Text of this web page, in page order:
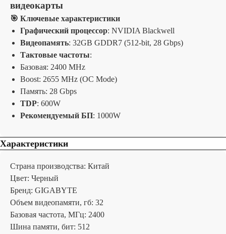
видеокарты
🎯 Ключевые характеристики
Графический процессор: NVIDIA Blackwell
Видеопамять: 32GB GDDR7 (512-bit, 28 Gbps)
Тактовые частоты:
Базовая: 2400 MHz
Boost: 2655 MHz (OC Mode)
Память: 28 Gbps
TDP: 600W
Рекомендуемый БП: 1000W
Характеристики
Страна производства: Китай
Цвет: Черный
Бренд: GIGABYTE
Объем видеопамяти, гб: 32
Базовая частота, МГц: 2400
Шина памяти, бит: 512